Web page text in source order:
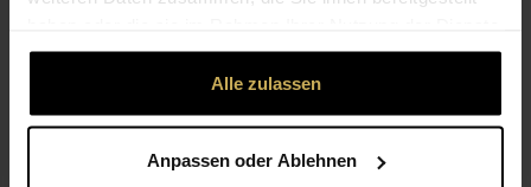
gesammelt haben.
Alle zulassen
Anpassen oder Ablehnen
markus.hamm.fcc@me.com
ÖFFNUNGSZEITEN